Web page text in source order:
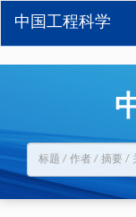
中国工程科学